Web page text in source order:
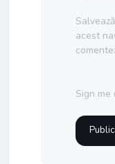
acest
Sign